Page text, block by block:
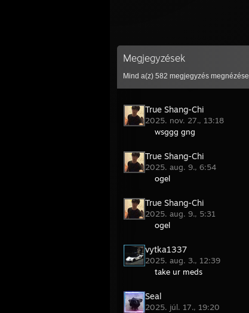
Megjegyzések
Mind a(z) 582 megjegyzés megnézése
True Shang-Chi
2025. nov. 27., 13:18
wsggg gng
True Shang-Chi
2025. aug. 9., 6:54
ogel
True Shang-Chi
2025. aug. 9., 5:31
ogel
vytka1337
2025. aug. 3., 12:39
take ur meds
Seal
2025. júl. 17., 19:20